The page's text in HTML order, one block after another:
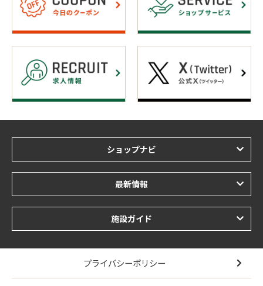
ショップナビ
最新情報
施設ガイド
プライバシーポリシー